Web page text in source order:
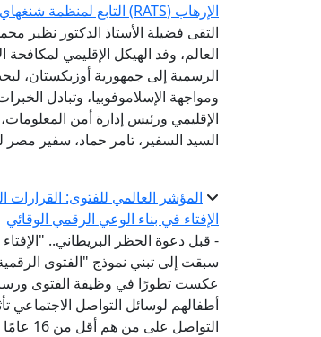
الإرهاب (RATS) التابع لمنظمة شنغهاي للتعاون لتعزيز التعاون في مواجهة التطرف والإسلاموفوبيا
التقى فضيلة الأستاذ الدكتور نظير
الرسمية إلى جمهورية أوزبكستان،
ومواجهة الإسلاموفوبيا، وتبادل
الإقليمي ورئيس إدارة أمن
السيد السفير، تامر حماد، سفير
المؤشر العالمي للفتوى: القرارات
الإفتاء في بناء الوعي الرقمي الوقائي
- قبل دعوة الحظر البريطاني..
عكست تطورًا في وظيفة الفتوى